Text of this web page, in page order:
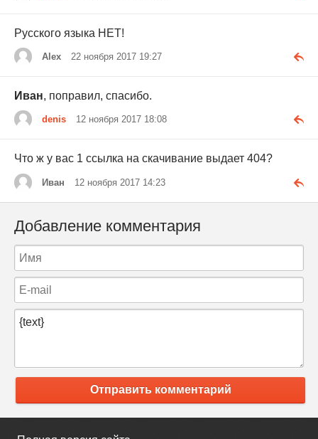
Русского языка НЕТ!
Alex 22 ноября 2017 19:27
Иван, поправил, спасибо.
denis 12 ноября 2017 18:08
Что ж у вас 1 ссылка на скачивание выдает 404?
Иван 12 ноября 2017 14:23
Добавление комментария
Отправить комментарий